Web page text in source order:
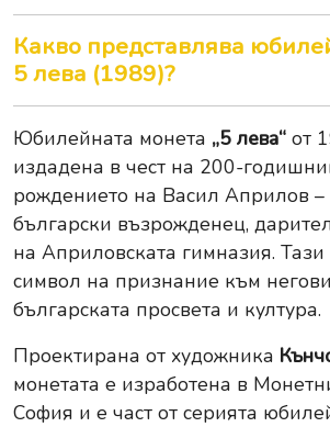
Какво представлява
5 лева (1989)?
Юбилейната монета „5 лева“ от
издадена в чест на 200-
рождението на Васил Априлов –
български възрожденец,
на Априловската гимназия.
символ на признание към
българската просвета и култура.
Проектирана от художника
монетата е изработена в
София и е част от серията